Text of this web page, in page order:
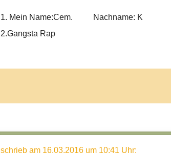
1. Mein Name:Cem. Nachname: K
2.Gangsta Rap
schrieb am 16.03.2016 um 10:41 Uhr: